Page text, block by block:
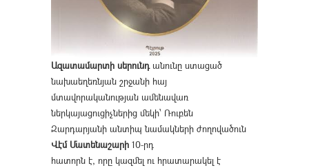
Ազատամարտի սերունդանունը ստացած
նախաեղեռնյան շրջանի հայ
մտավորականության ամենավառ
ներկայացուցիչներից մեկի՝ Ռուբեն
Զարդարյանի անտիպ նամակների ժողովածուն
Վէմ Մատենաշարի 10-րդ
հատորն է, որը կազմել ու հրատարակել է